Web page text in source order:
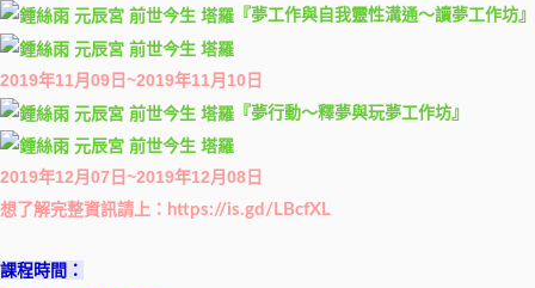
『夢工作與自我靈性溝通～讀夢工作坊』
2019年11月09日~2019年11月10日
『夢行動～釋夢與玩夢工作坊』
2019年12月07日~2019年12月08日
想了解完整資訊請上： https://is.gd/LBcfXL
課程時間：